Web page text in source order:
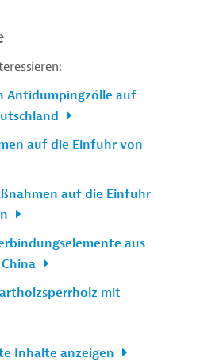
Antidumpingzölle auf
auf die Einfuhr von
auf die Einfuhr
aus
mit
Inhalte anzeigen